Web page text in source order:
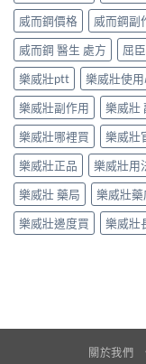
威而鋼價格
威而鋼副
威而鋼 醫生 處方
屈
樂威壯ptt
樂威壯使
樂威壯副作用
樂威壯
樂威壯哪裡買
樂威壯
樂威壯正品
樂威壯用
樂威壯 藥局
樂威壯藥
樂威壯邊度買
樂威壯
關於我們